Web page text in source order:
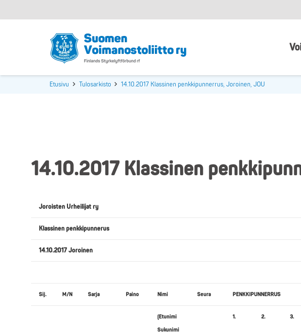
Etusivu Tulosarkisto 14.10.2017 Klassinen penkkipunnerrus, Joroinen, JOU
14.10.2017 Klassinen
Joroisten Urheilijat ry
Klassinen penkkipunnerus
14.10.2017 Joroinen
Sij. M/N Sarja Paino Nimi Seura PENKKIPUNNERRUS
(Etunimi
Sukunimi
1. 2. 3.